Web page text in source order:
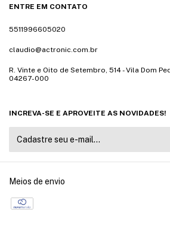
ENTRE EM CONTATO
5511996605020
claudio@actronic.com.br
R. Vinte e Oito de Setembro, 514 - Vila Dom
04267-000
INCREVA-SE E APROVEITE AS NOVIDADES!
Meios de envio